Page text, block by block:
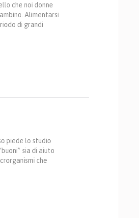
che noi donne
Alimentarsi
di grandi
piede lo studio
sia di aiuto
che